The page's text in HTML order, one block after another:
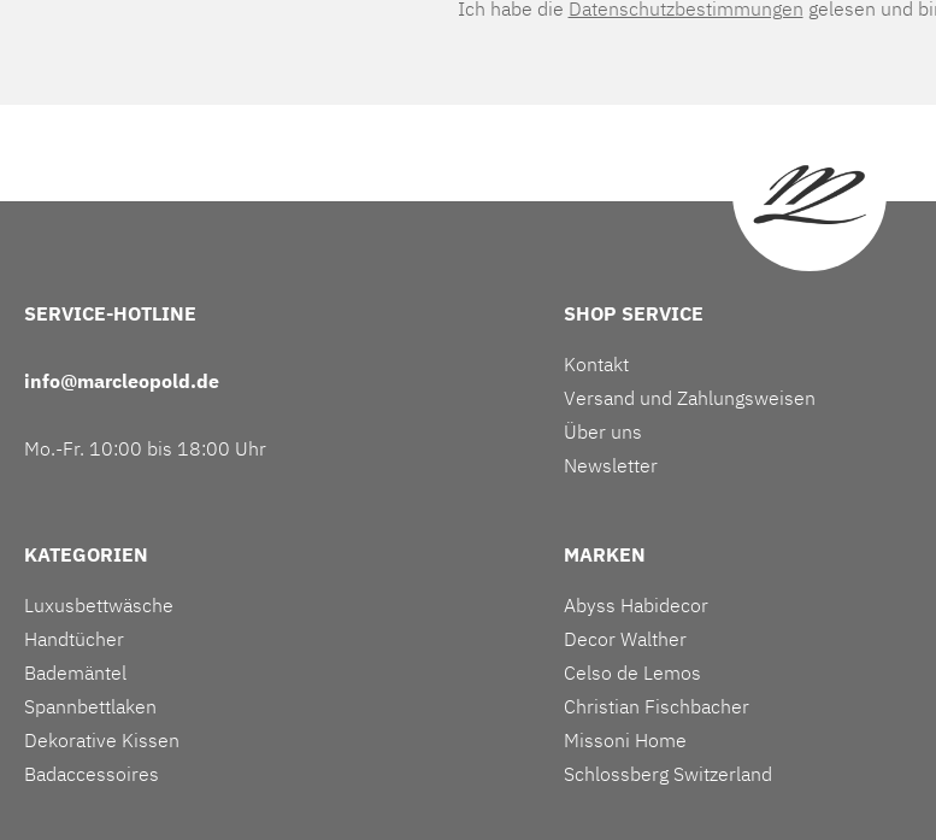
Ich habe die Datenschutzbestimmungen gelesen und
SERVICE-HOTLINE
info@marcleopold.de
Mo.-Fr. 10:00 bis 18:00 Uhr
SHOP SERVICE
Kontakt
Versand und Zahlungsweisen
Über uns
Newsletter
KATEGORIEN
Luxusbettwäsche
Handtücher
Bademäntel
Spannbettlaken
Dekorative Kissen
Badaccessoires
MARKEN
Abyss Habidecor
Decor Walther
Celso de Lemos
Christian Fischbacher
Missoni Home
Schlossberg Switzerland